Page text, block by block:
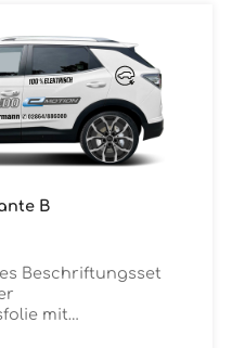
B
Beschriftungsset
mit
ist Rückstandsfrei